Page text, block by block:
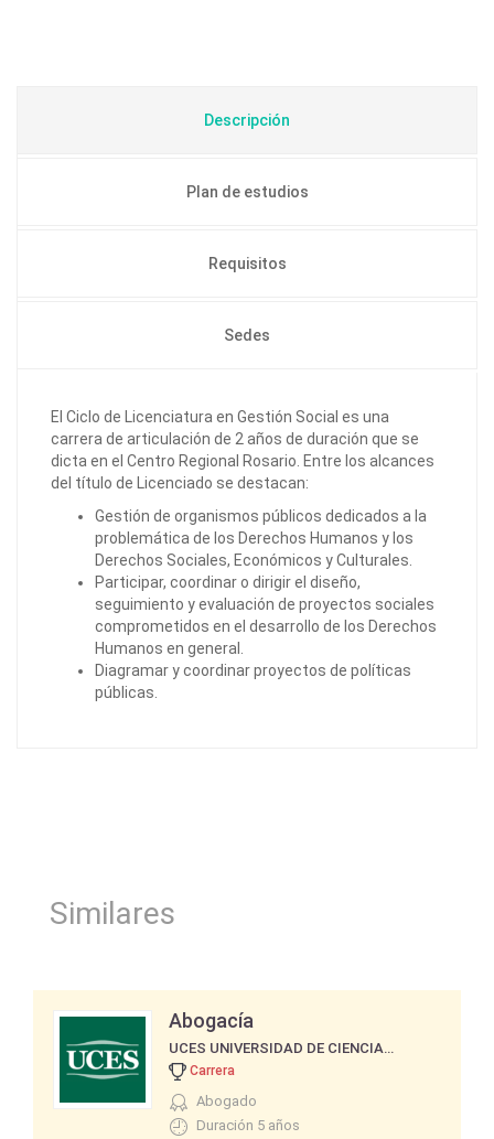
Descripción
Plan de estudios
Requisitos
Sedes
El Ciclo de Licenciatura en Gestión Social es una
carrera de articulación de 2 años de duración que se
dicta en el Centro Regional Rosario. Entre los alcances
del título de Licenciado se destacan:
Gestión de organismos públicos dedicados a la
problemática de los Derechos Humanos y los
Derechos Sociales, Económicos y Culturales.
Participar, coordinar o dirigir el diseño,
seguimiento y evaluación de proyectos sociales
comprometidos en el desarrollo de los Derechos
Humanos en general.
Diagramar y coordinar proyectos de políticas
públicas.
Similares
Abogacía
UCES UNIVERSIDAD DE CIENCIAS EMPRESARIALES Y SOCIALES
Carrera
Abogado
Duración 5 años